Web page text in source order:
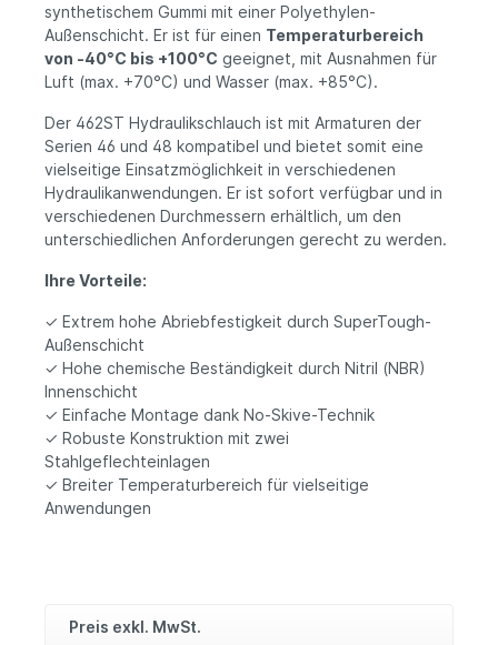
synthetischem Gummi mit einer Polyethylen-
Außenschicht. Er ist für einen Temperaturbereich
von -40°C bis +100°C geeignet, mit Ausnahmen für
Luft (max. +70°C) und Wasser (max. +85°C).
Der 462ST Hydraulikschlauch ist mit Armaturen der
Serien 46 und 48 kompatibel und bietet somit eine
vielseitige Einsatzmöglichkeit in verschiedenen
Hydraulikanwendungen. Er ist sofort verfügbar und in
verschiedenen Durchmessern erhältlich, um den
unterschiedlichen Anforderungen gerecht zu werden.
Ihre Vorteile:
✓ Extrem hohe Abriebfestigkeit durch SuperTough-
Außenschicht
✓ Hohe chemische Beständigkeit durch Nitril (NBR)
Innenschicht
✓ Einfache Montage dank No-Skive-Technik
✓ Robuste Konstruktion mit zwei
Stahlgeflechteinlagen
✓ Breiter Temperaturbereich für vielseitige
Anwendungen
Preis exkl. MwSt.